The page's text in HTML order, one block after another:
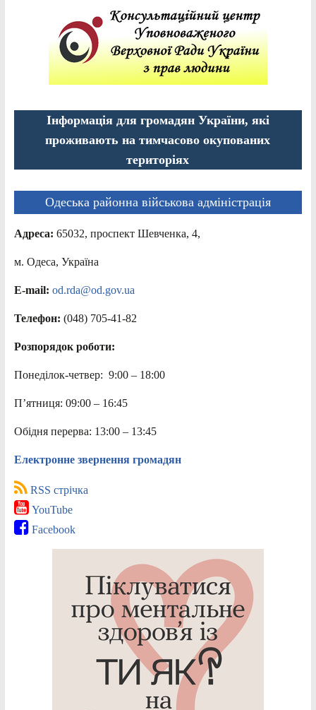
Інформація для громадян України, які
проживають на тимчасово окупованих
територіях
Одеська районна військова адміністрація
Адреса: 65032, проспект Шевченка, 4,
м. Одеса, Україна
E-mail: od.rda@od.gov.ua
Телефон: (048) 705-41-82
Розпорядок роботи:
Понеділок-четвер: 9:00 – 18:00
П’ятниця: 09:00 – 16:45
Обідня перерва: 13:00 – 13:45
Електронне звернення громадян
RSS стрічка
YouTube
Facebook